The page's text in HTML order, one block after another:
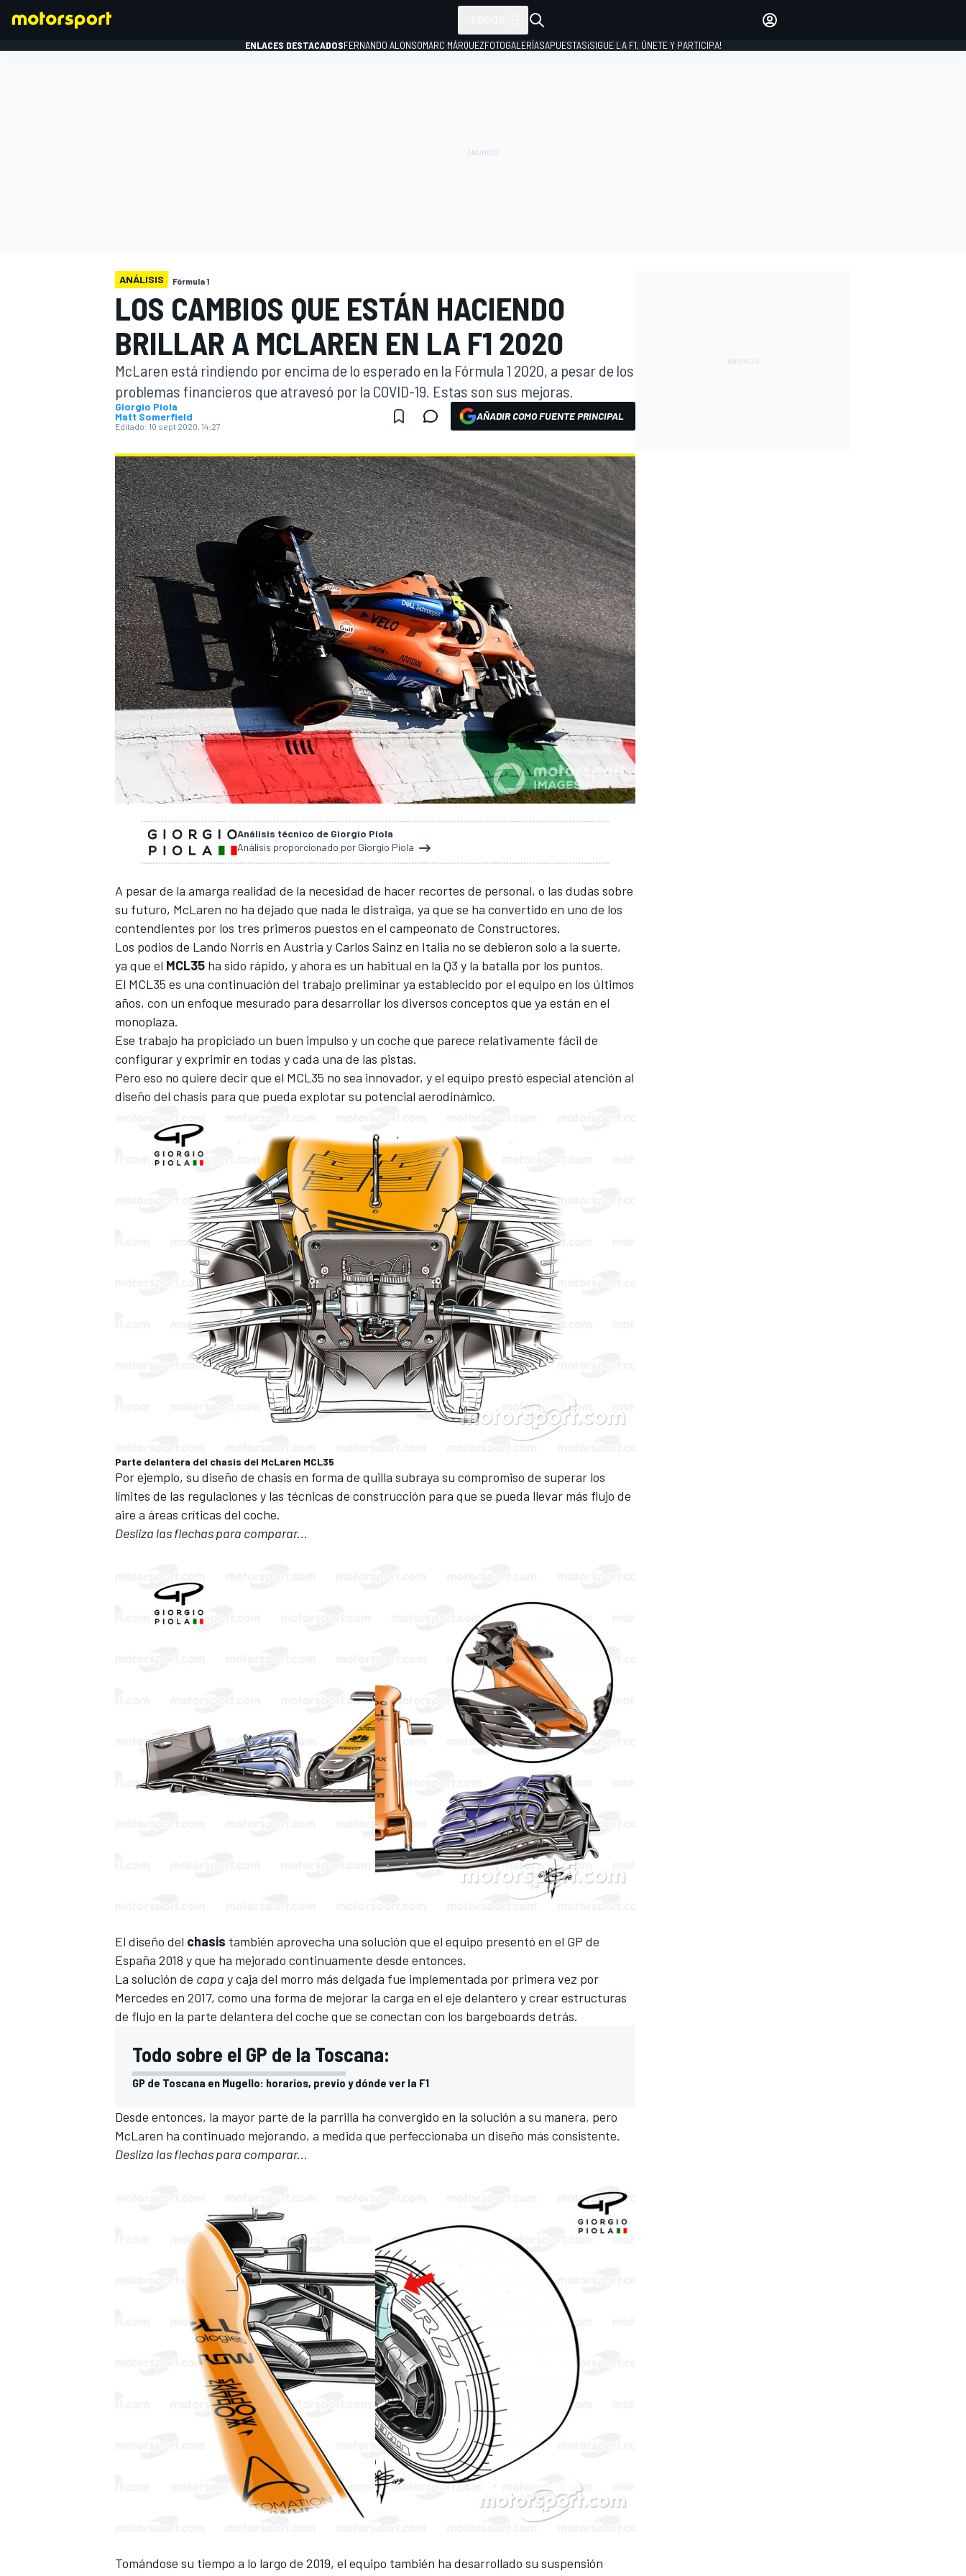
WEC FÓRMULA E
MÁS CATEGORÍAS
ENLACES DESTACADOSFERNANDO ALONSOMARC MÁRQUEZFOTOGALERÍASAPUESTAS¡SIGUE LA F1, ÚNETE Y PARTICIPA!
ANÁLISIS Fórmula 1
LOS CAMBIOS QUE ESTÁN HACIENDO
BRILLAR A MCLAREN EN LA F1 2020
McLaren está rindiendo por encima de lo esperado en la Fórmula 1 2020, a pesar de los
problemas financieros que atravesó por la COVID-19. Estas son sus mejoras.
Giorgio Piola
Matt Somerfield
Editado: 10 sept 2020, 14:27
AÑADIR COMO FUENTE PRINCIPAL
Análisis técnico de Giorgio Piola
Análisis proporcionado por Giorgio Piola
A pesar de la amarga realidad de la necesidad de hacer recortes de personal, o las dudas sobre
su futuro, McLaren no ha dejado que nada le distraiga, ya que se ha convertido en uno de los
contendientes por los tres primeros puestos en el campeonato de Constructores.
Los podios de Lando Norris en Austria y Carlos Sainz en Italia no se debieron solo a la suerte,
ya que el MCL35 ha sido rápido, y ahora es un habitual en la Q3 y la batalla por los puntos.
El MCL35 es una continuación del trabajo preliminar ya establecido por el equipo en los últimos
años, con un enfoque mesurado para desarrollar los diversos conceptos que ya están en el
monoplaza.
Ese trabajo ha propiciado un buen impulso y un coche que parece relativamente fácil de
configurar y exprimir en todas y cada una de las pistas.
Pero eso no quiere decir que el MCL35 no sea innovador, y el equipo prestó especial atención al
diseño del chasis para que pueda explotar su potencial aerodinámico.
Parte delantera del chasis del McLaren MCL35
Por ejemplo, su diseño de chasis en forma de quilla subraya su compromiso de superar los
límites de las regulaciones y las técnicas de construcción para que se pueda llevar más flujo de
aire a áreas críticas del coche.
Desliza las flechas para comparar...
El diseño del chasis también aprovecha una solución que el equipo presentó en el GP de
España 2018 y que ha mejorado continuamente desde entonces.
La solución de capa y caja del morro más delgada fue implementada por primera vez por
Mercedes en 2017, como una forma de mejorar la carga en el eje delantero y crear estructuras
de flujo en la parte delantera del coche que se conectan con los bargeboards detrás.
Todo sobre el GP de la Toscana:
GP de Toscana en Mugello: horarios, previo y dónde ver la F1
Desde entonces, la mayor parte de la parrilla ha convergido en la solución a su manera, pero
McLaren ha continuado mejorando, a medida que perfeccionaba un diseño más consistente.
Desliza las flechas para comparar...
Tomándose su tiempo a lo largo de 2019, el equipo también ha desarrollado su suspensión